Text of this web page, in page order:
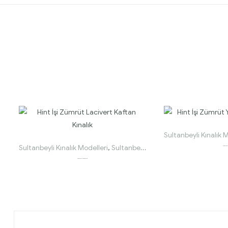
Sultanbeyli Kınalık Modelleri, Sultanbeyli Kaftan ve Bindallı Modelleri
Sultanbeyli Kınalık